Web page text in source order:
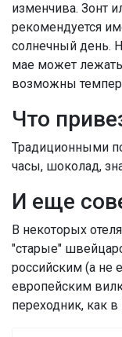
изменчива. Зонт
рекомендуется
солнечный день.
мае может
возможны
Что
Традиционными
часы, шоколад,
И еще
В некоторых
"старые"
российским (а не
европейским
переходник, как в